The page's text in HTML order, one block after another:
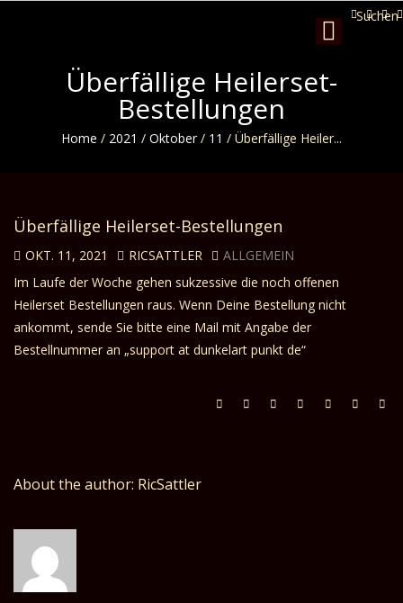
Suchen
Toggle
navigation
Überfällige Heilerset-
Bestellungen
Home / 2021 / Oktober / 11 / Überfällige Heiler...
Überfällige Heilerset-Bestellungen
OKT. 11, 2021 RICSATTLER
ALLGEMEIN
Im Laufe der Woche gehen sukzessive die noch offenen
Heilerset Bestellungen raus. Wenn Deine Bestellung nicht
ankommt, sende Sie bitte eine Mail mit Angabe der
Bestellnummer an „support at dunkelart punkt de“
About the author: RicSattler